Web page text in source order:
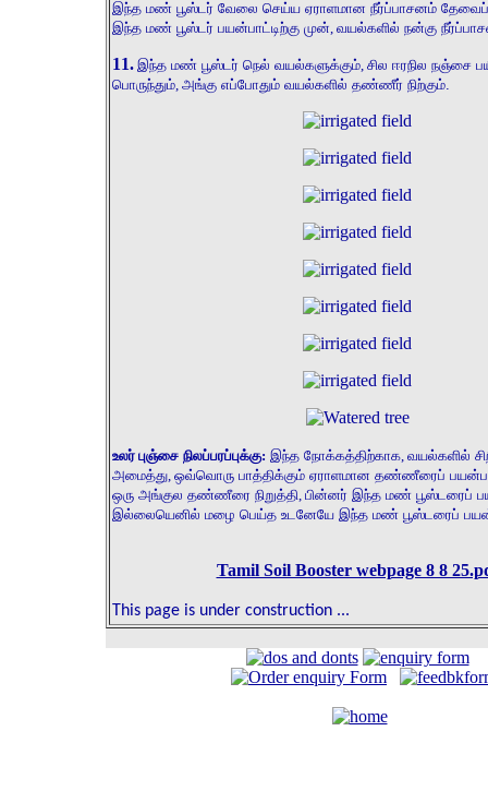
இந்த மண் பூஸ்டர் வேலை செய்ய ஏராளமான நீர்ப்பாசனம்
இந்த மண் பூஸ்டர் பயன்பாட்டிற்கு முன் வயல்களில் நன்கு
11. இந்த மண் பூஸ்டர் நெல் வயல்களுக்கும் சில ஈரநில நஞ்சை
பொருந்தும் அங்கு எப்போதும் வயல்களில் தண்ணீர் நிற்கும்.
உலர் புஞ்சை நிலப்பரப்புக்கு: இந்த நோக்கத்திற்காக வயல்களில்
அமைத்து ஒவ்வொரு பாத்திக்கும் ஏராளமான தண்ணீரைப்
ஒரு அங்குல தண்ணீரை நிறுத்தி பின்னர் இந்த மண் பூஸ்டரைப்
இல்லையெனில் மழை பெய்த உடனேயே இந்த மண் பூஸ்டரைப்
Tamil Soil Booster webpage 8 8
This page is under construction ...